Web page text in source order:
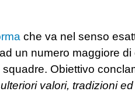
che va nel senso
un numero maggiore
Obiettivo
valori, tradizioni